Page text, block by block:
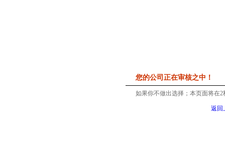
您的公司正在审核之中！
如果你不做出选择；本页面将在2
返回